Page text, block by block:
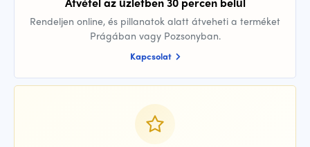
Rendeljen online, és pillanatok alatt átveheti a terméket
Prágában vagy Pozsonyban.
Kapcsolat